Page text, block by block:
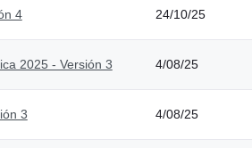
4 24/10/25
2025 - Versión 3 4/08/25
3 4/08/25